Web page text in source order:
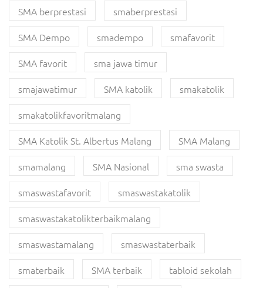
SMA berprestasi
smaberprestasi
SMA Dempo
smadempo
smafavorit
SMA favorit
sma jawa timur
smajawatimur
SMA katolik
smakatolik
smakatolikfavoritmalang
SMA Katolik St. Albertus Malang
SMA Malang
smamalang
SMA Nasional
sma swasta
smaswastafavorit
smaswastakatolik
smaswastakatolikterbaikmalang
smaswastamalang
smaswastaterbaik
smaterbaik
SMA terbaik
tabloid sekolah